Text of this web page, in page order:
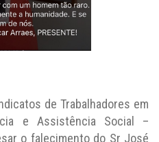
de Trabalhadores em
e Assistência Social –
o falecimento do Sr José